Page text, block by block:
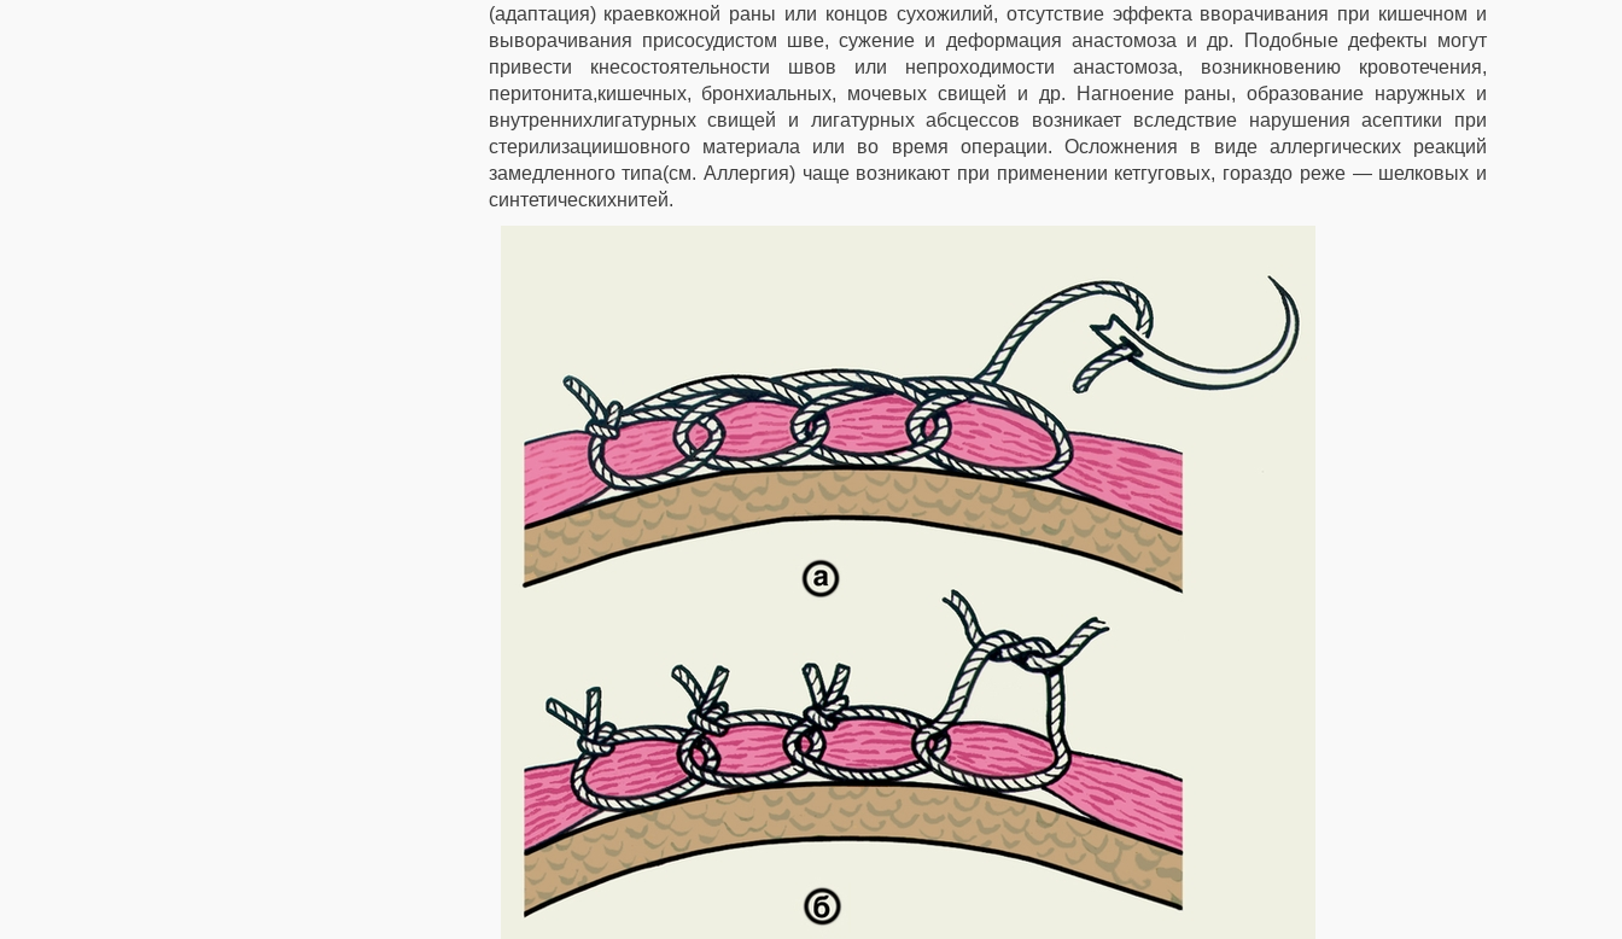
(адаптация) краевкожной раны или концов сухожилий, отсутствие эффекта вворачивания при кишечном и
выворачивания присосудистом шве, сужение и деформация анастомоза и др. Подобные дефекты могут
привести кнесостоятельности швов или непроходимости анастомоза, возникновению кровотечения,
перитонита,кишечных, бронхиальных, мочевых свищей и др. Нагноение раны, образование наружных и
внутреннихлигатурных свищей и лигатурных абсцессов возникает вследствие нарушения асептики при
стерилизациишовного материала или во время операции. Осложнения в виде аллергических реакций
замедленного типа(см. Аллергия) чаще возникают при применении кетгуговых, гораздо реже — шелковых и
синтетическихнитей.